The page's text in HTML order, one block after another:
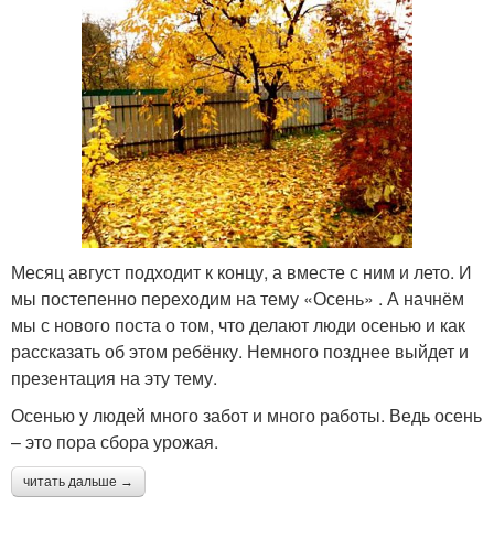
Месяц август подходит к концу, а вместе с ним и лето. И
мы постепенно переходим на тему «Осень» . А начнём
мы с нового поста о том, что делают люди осенью и как
рассказать об этом ребёнку. Немного позднее выйдет и
презентация на эту тему.
Осенью у людей много забот и много работы. Ведь осень
– это пора сбора урожая.
читать дальше →